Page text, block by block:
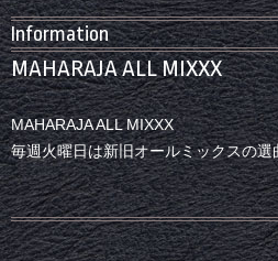
Information
MAHARAJA ALL MIXXX
MAHARAJA ALL MIXXX
毎週火曜日は新旧オールミックスの